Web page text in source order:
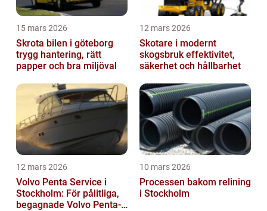
15 mars 2026
Skrota bilen i göteborg
trygg hantering, rätt
papper och bra miljöval
12 mars 2026
Skotare i modernt
skogsbruk effektivitet,
säkerhet och hållbarhet
12 mars 2026
Volvo Penta Service i
Stockholm: För pålitliga,
begagnade Volvo Penta-
10 mars 2026
Processen bakom relining
i Stockholm